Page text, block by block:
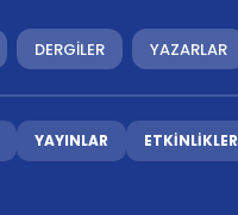
DERGİLER YAZARLAR
YAYINLAR ETKİNLİKLER